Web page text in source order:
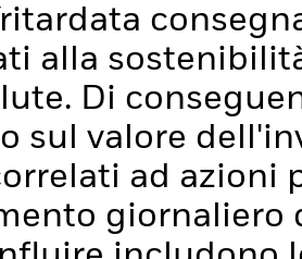
alla
Di
sul valore
ad azioni
giornaliero